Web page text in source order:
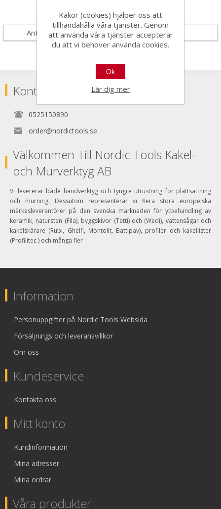
Specifikationer
Antal i förpackning 1
Kontakta
0525150890
order@nordictools.se
Välkommen Till Nordic Tools Kakel-
och Murverktyg AB
Vi levererar både handverktyg och tyngre utrustning för plattsättning
och murning. Dessutom representerar vi flera stora europeiska
märkesleverantörer på den svenska marknaden för ytbehandling av
keramik, natursten (Fila), byggskivor (Tetti) och (Wedi), vattensågar och
kakelskärare (Rubi, Ghelfi, Montolit, Battipav), profiler och kakellister
(Profilitec ) och många fler
Information
Personuppgifter på Nordic Tools Websida
Försäljnings och leveransvillkor
Om oss
Kundeservice
Kontakta oss
Mitt konto
Kundinformation
Mina adresser
Mina ordrar
Våra produkter
Kakor (cookies) hjälper oss att
tillhandahålla våra tjänster. Genom
att använda våra tjänster accepterar
du att vi behöver använda cookies.
Ok
Lär dig mer